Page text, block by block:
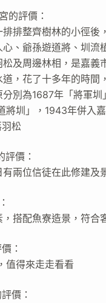
的評價：
排整齊樹林的小徑
、爺孫遊道將、圳
及周邊林相，是嘉
道，花了十多年的時
別為1687年「將軍
將圳」，1943年併入
松
價：
兩位信徒在此修建及
搭配魚寮造景，符合
：
值得來走走看看
價：